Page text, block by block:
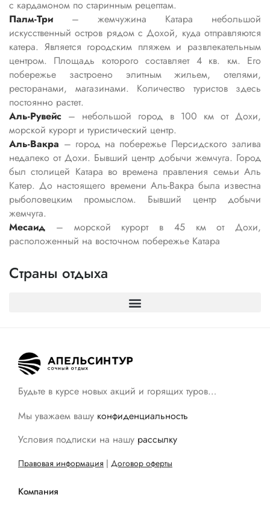
с кардамоном по старинным рецептам.
Палм-Три – жемчужина Катара небольшой
искусственный остров рядом с Дохой, куда отправляются
катера. Является городским пляжем и развлекательным
центром. Площадь которого составляет 4 кв. км. Его
побережье застроено элитным жильем, отелями,
ресторанами, магазинами. Количество туристов здесь
постоянно растет.
Аль-Рувейс – небольшой город в 100 км от Дохи,
морской курорт и туристический центр.
Аль-Вакра – город на побережье Персидского залива
недалеко от Дохи. Бывший центр добычи жемчуга. Город
был столицей Катара во времена правления семьи Аль
Катер. До настоящего времени Аль-Вакра была известна
рыболовецким промыслом. Бывший центр добычи
жемчуга.
Месаид – морской курорт в 45 км от Дохи,
расположенный на восточном побережье Катара
Страны отдыха
Будьте в курсе новых акций и горящих туров…
Мы уважаем вашу конфиденциальность
Условия подписки на нашу рассылку
Правовая информация | Договор оферты
Компания